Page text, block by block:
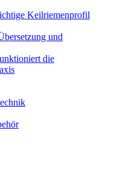
Keilriemenprofil
und
die